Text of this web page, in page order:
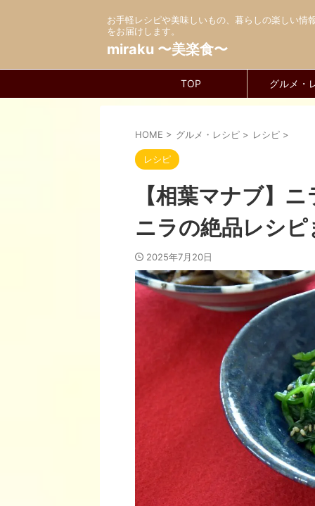
お手軽レシピや美味しいもの、暮らしの楽しい情
をお届けします。
miraku 〜美楽食〜
TOP グルメ・
HOME > グルメ・レシピ > レシピ >
レシピ
【相葉マナブ】
ニラの絶品レシ
2025年7月20日